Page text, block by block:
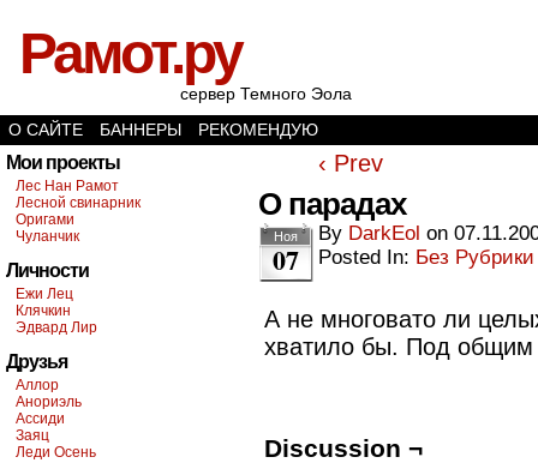
Рамот.ру
сервер Темного Эола
О САЙТЕ
БАННЕРЫ РЕКОМЕНДУЮ
Мои проекты
Лес Нан Рамот
Лесной свинарник
Оригами
Чуланчик
Личности
Ежи Лец
Клячкин
Эдвард Лир
Друзья
Аллор
Анориэль
Ассиди
Заяц
Леди Осень
‹ Prev
О парадах
Ноя
07
By DarkEol on
Posted In: Без Рубрики
А не многовато ли
хватило бы. Под общим
Discussion ¬